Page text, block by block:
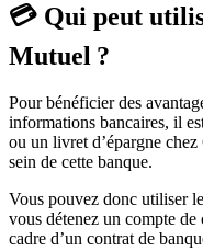
💳 Qui peut
Mutuel ?
Pour bénéficier des
informations bancaires, il
ou un livret d’épargne
sein de cette banque.
Vous pouvez donc utiliser
vous détenez un compte
cadre d’un contrat de